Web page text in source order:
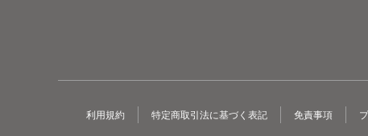
利用規約 特定商取引法に基づく表記 免責事項